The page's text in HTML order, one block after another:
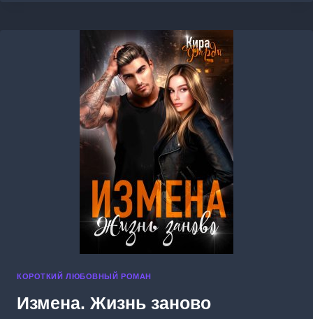
КОРОТКИЙ ЛЮБОВНЫЙ РОМАН
Измена. Жизнь заново